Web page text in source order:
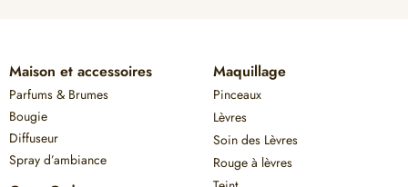
Maison et accessoires
Parfums & Brumes
Bougie
Diffuseur
Spray d’ambiance
Maquillage
Pinceaux
Lèvres
Soin des Lèvres
Rouge à lèvres